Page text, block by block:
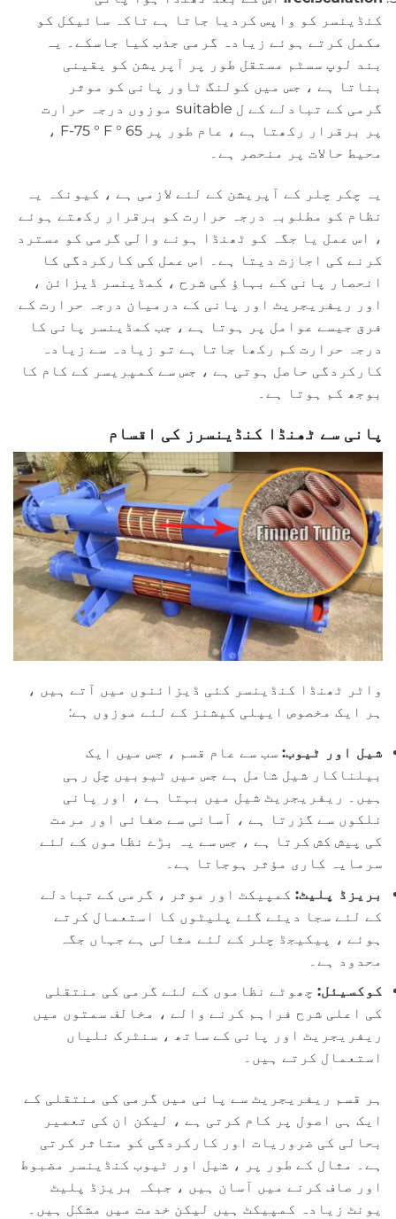
کنڈینسر کو واپس کردیا جاتا ہے تاکہ سائیکل کو
مکمل کرتے ہوئے زیادہ گرمی جذب کیا جاسکے۔ یہ
بند لوپ سسٹم مستقل طور پر آپریشن کو یقینی
بناتا ہے ، جس میں کولنگ ٹاور پانی کو موثر
گرمی کے تبادلے کے ل suitable موزوں درجہ حرارت
پر برقرار رکھتا ہے ، عام طور پر 65 ° F-75 ° F ،
محیط حالات پر منحصر ہے۔
یہ چکر چلر کے آپریشن کے لئے لازمی ہے ، کیونکہ یہ
نظام کو مطلوبہ درجہ حرارت کو برقرار رکھتے ہوئے
، اس عمل یا جگہ کو ٹھنڈا ہونے والی گرمی کو مسترد
کرنے کی اجازت دیتا ہے۔ اس عمل کی کارکردگی کا
انحصار پانی کے بہاؤ کی شرح ، کمڈینسر ڈیزائن ،
اور ریفریجریٹ اور پانی کے درمیان درجہ حرارت کے
فرق جیسے عوامل پر ہوتا ہے ، جب کمڈینسر پانی کا
درجہ حرارت کم رکھا جاتا ہے تو زیادہ سے زیادہ
کارکردگی حاصل ہوتی ہے ، جس سے کمپریسر کے کام کا
بوجھ کم ہوتا ہے۔
پانی سے ٹھنڈا کنڈینسرز کی اقسام
واٹر ٹھنڈا کنڈینسر کئی ڈیزائنوں میں آتے ہیں ،
ہر ایک مخصوص ایپلی کیشنز کے لئے موزوں ہے:
شیل اور ٹیوب: سب سے عام قسم ، جس میں ایک
بیلناکار شیل شامل ہے جس میں ٹیوبیں چل رہی
ہیں۔ ریفریجریٹ شیل میں بہتا ہے ، اور پانی
نلکوں سے گزرتا ہے ، آسانی سے صفائی اور مرمت
کی پیش کش کرتا ہے ، جس سے یہ بڑے نظاموں کے لئے
سرمایہ کاری مؤثر ہوجاتا ہے۔
بریزڈ پلیٹ: کمپیکٹ اور موثر ، گرمی کے تبادلے
کے لئے سجا دیئے گئے پلیٹوں کا استعمال کرتے
ہوئے ، پیکیجڈ چلر کے لئے مثالی ہے جہاں جگہ
محدود ہے۔
کوکسیئل: چھوٹے نظاموں کے لئے گرمی کی منتقلی
کی اعلی شرح فراہم کرنے والے ، مخالف سمتوں میں
ریفریجریٹ اور پانی کے ساتھ ، سنٹرک نلیاں
استعمال کرتے ہیں۔
ہر قسم ریفریجریٹ سے پانی میں گرمی کی منتقلی کے
ایک ہی اصول پر کام کرتی ہے ، لیکن ان کی تعمیر
بحالی کی ضروریات اور کارکردگی کو متاثر کرتی
ہے۔ مثال کے طور پر ، شیل اور ٹیوب کنڈینسر مضبوط
اور صاف کرنے میں آسان ہیں ، جبکہ بریزڈ پلیٹ
یونٹ زیادہ کمپیکٹ ہیں لیکن خدمت میں مشکل ہیں۔